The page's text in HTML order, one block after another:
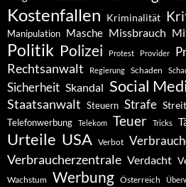
Kostenfallen Kriminalität
Manipulation Masche Missbrauch
Politik Polizei Protest Provider
Rechtsanwalt Regierung Schaden
Sicherheit Skandal Social
Staatsanwalt Steuern Strafe Streit
Telefonwerbung Telekom Teuer Tricks
Urteile USA Verbot
Verbraucherzentrale Verdacht
Wachstum Werbung Österreich